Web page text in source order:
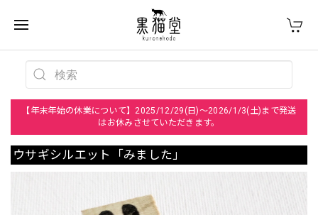
【年末年始の休業について】2025/12/29(日)～2026/1/3(土)まで発送
はお休みさせていただきます。
ウサギシルエット「みました」